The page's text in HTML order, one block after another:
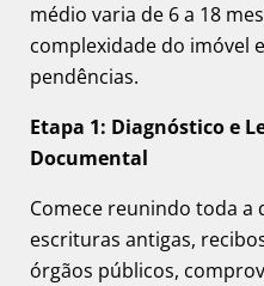
médio varia de 6 a 18
complexidade do imóvel
pendências.
Etapa 1: Diagnóstico e
Documental
Comece reunindo toda a
escrituras antigas,
órgãos públicos,